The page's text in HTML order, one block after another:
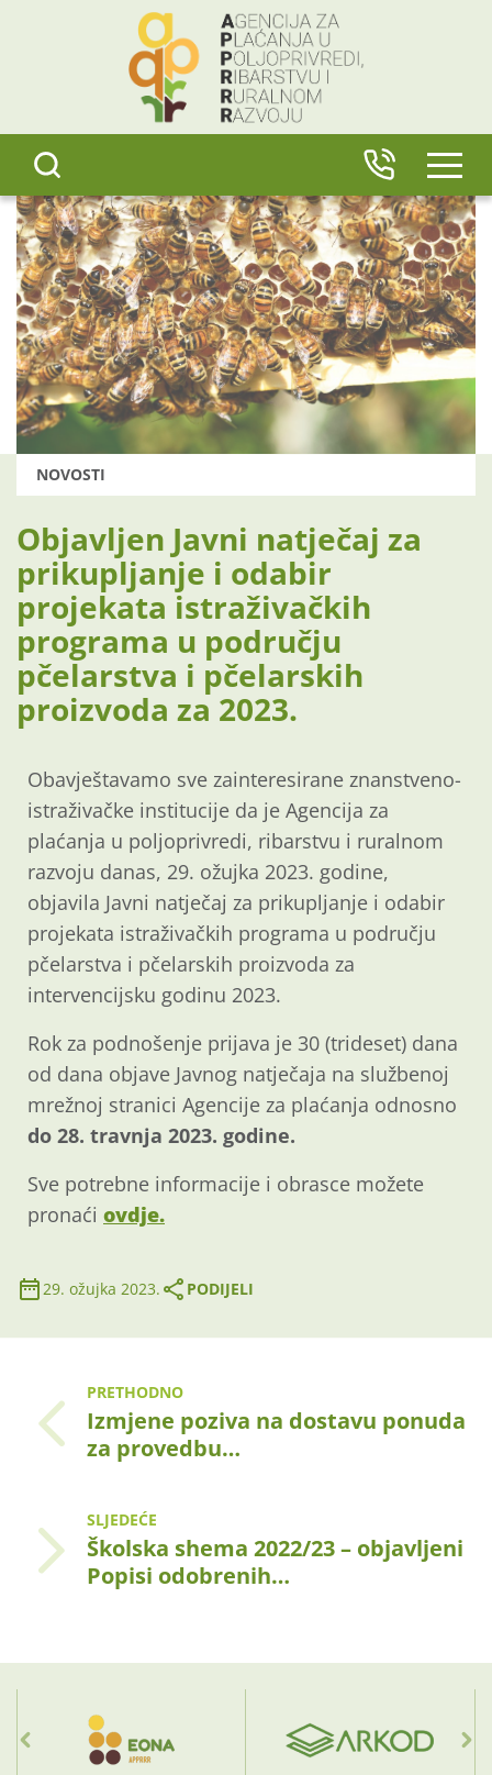
NOVOSTI
Objavljen Javni natječaj za
prikupljanje i odabir
projekata istraživačkih
programa u području
pčelarstva i pčelarskih
proizvoda za 2023.
Obavještavamo sve zainteresirane znanstveno-
istraživačke institucije da je Agencija za
plaćanja u poljoprivredi, ribarstvu i ruralnom
razvoju danas, 29. ožujka 2023. godine,
objavila Javni natječaj za prikupljanje i odabir
projekata istraživačkih programa u području
pčelarstva i pčelarskih proizvoda za
intervencijsku godinu 2023.
Rok za podnošenje prijava je 30 (trideset) dana
od dana objave Javnog natječaja na službenoj
mrežnoj stranici Agencije za plaćanja odnosno
do 28. travnja 2023. godine.
Sve potrebne informacije i obrasce možete
pronaći ovdje.
29. ožujka 2023. PODIJELI
PRETHODNO
Izmjene poziva na dostavu ponuda
za provedbu…
SLJEDEĆE
Školska shema 2022/23 – objavljeni
Popisi odobrenih…